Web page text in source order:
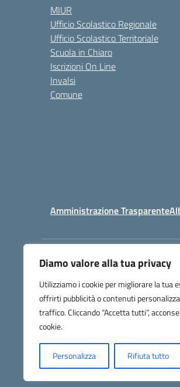
Diamo valore alla tua privacy
Utilizziamo i cookie per migliorare la tua
offrirti pubblicità o contenuti
traffico. Cliccando “Accetta tutti”,
cookie.
Personalizza Rifiuta tutto
MIUR
Ufficio Scolastico Regionale
Ufficio Scolastico Territoriale
Scuola in Chiaro
Iscrizioni On Line
Invalsi
Comune
Amministrazione Trasparente